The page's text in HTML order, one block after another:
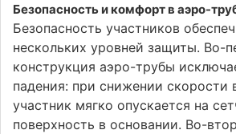
Безопасность и комфорт в аэро-
Безопасность участников
нескольких уровней защиты. Во-
конструкция аэро-трубы
падения: при снижении скорости
участник мягко опускается на
поверхность в основании. Во-